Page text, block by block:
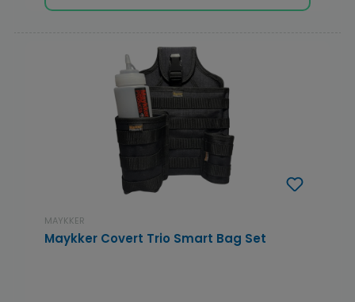
MAYKKER
Maykker Covert Trio Smart Bag Set